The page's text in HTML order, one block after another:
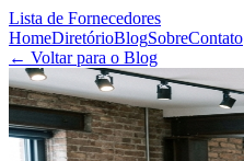
Lista de Fornecedores
HomeDiretórioBlogSobreContato
← Voltar para o Blog